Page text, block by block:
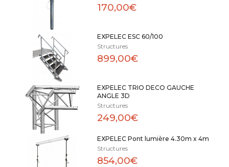
170,00€
EXPELEC ESC 60/100
Structures
899,00€
EXPELEC TRIO DECO GAUCHE
ANGLE 3D
Structures
249,00€
EXPELEC Pont lumière 4.30m x 4m
Structures
854,00€